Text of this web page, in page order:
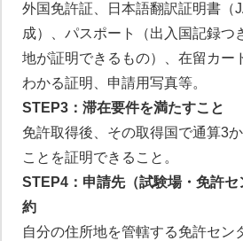
外国免許証、日本語翻訳証明書（
成）、パスポート（出入国記録つ
地が証明できるもの）、在留カー
わかる証明、申請用写真等。
STEP3：滞在要件を満たすこと
免許取得後、その取得国で通算3
ことを証明できること。
STEP4：申請先（試験場・免許
約
自分の住所地を管轄する免許セン